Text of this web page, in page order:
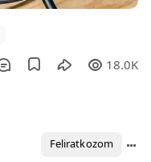
18.0K
Feliratkozom